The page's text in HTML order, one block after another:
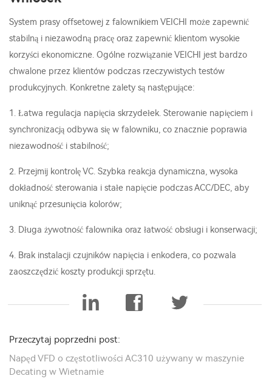
System prasy offsetowej z falownikiem VEICHI może zapewnić
stabilną i niezawodną pracę oraz zapewnić klientom wysokie
korzyści ekonomiczne. Ogólne rozwiązanie VEICHI jest bardzo
chwalone przez klientów podczas rzeczywistych testów
produkcyjnych. Konkretne zalety są następujące:
1. Łatwa regulacja napięcia skrzydełek. Sterowanie napięciem i
synchronizacją odbywa się w falowniku, co znacznie poprawia
niezawodność i stabilność;
2. Przejmij kontrolę VC. Szybka reakcja dynamiczna, wysoka
dokładność sterowania i stałe napięcie podczas ACC/DEC, aby
uniknąć przesunięcia kolorów;
3. Długa żywotność falownika oraz łatwość obsługi i konserwacji;
4. Brak instalacji czujników napięcia i enkodera, co pozwala
zaoszczędzić koszty produkcji sprzętu.
Przeczytaj poprzedni post:
Napęd VFD o częstotliwości AC310 używany w maszynie
Decating w Wietnamie